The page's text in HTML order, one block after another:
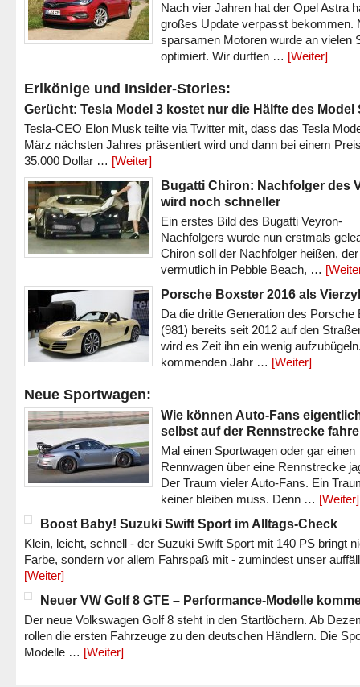
Nach vier Jahren hat der Opel Astra
großes Update verpasst bekommen.
sparsamen Motoren wurde an vielen
optimiert. Wir durften … [Weiter]
Erlkönige und Insider-Stories:
Gerücht: Tesla Model 3 kostet nur die Hälfte des Model
Tesla-CEO Elon Musk teilte via Twitter mit, dass das Tesla
März nächsten Jahres präsentiert wird und dann bei einem
35.000 Dollar … [Weiter]
Bugatti Chiron: Nachfolger des
wird noch schneller
Ein erstes Bild des Bugatti Veyron-
Nachfolgers wurde nun erstmals
Chiron soll der Nachfolger heißen, der
vermutlich in Pebble Beach, …
Porsche Boxster 2016 als
Da die dritte Generation des Porsche
(981) bereits seit 2012 auf den
wird es Zeit ihn ein wenig
kommenden Jahr … [Weiter]
Neue Sportwagen:
Wie können Auto-Fans
selbst auf der Rennstrecke
Mal einen Sportwagen oder gar einen
Rennwagen über eine Rennstrecke
Der Traum vieler Auto-Fans. Ein
keiner bleiben muss. Denn … [Weiter]
Boost Baby! Suzuki Swift Sport im Alltags-Check
Klein, leicht, schnell - der Suzuki Swift Sport mit 140 PS bringt
Farbe, sondern vor allem Fahrspaß mit - zumindest unser
[Weiter]
Neuer VW Golf 8 GTE – Performance-Modelle
Der neue Volkswagen Golf 8 steht in den Startlöchern. Ab
rollen die ersten Fahrzeuge zu den deutschen Händlern. Die
Modelle … [Weiter]